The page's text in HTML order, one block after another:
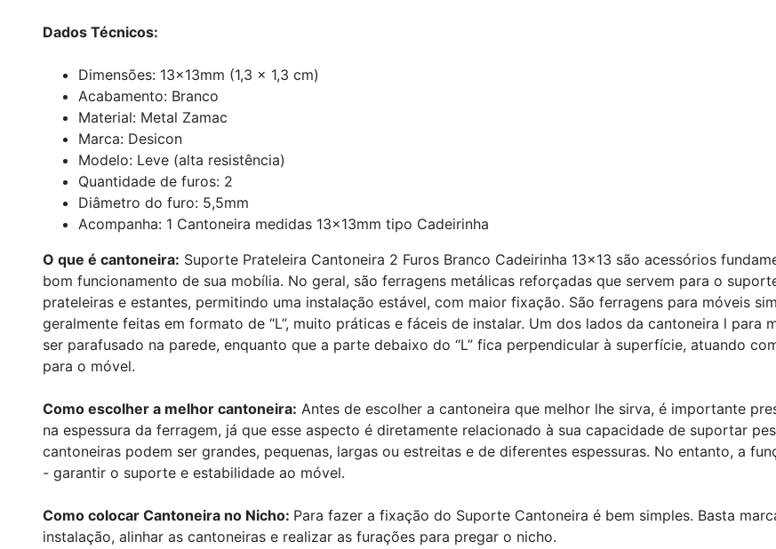
Dados Técnicos:
Dimensões: 13x13mm (1,3 x 1,3 cm)
Acabamento: Branco
Material: Metal Zamac
Marca: Desicon
Modelo: Leve (alta resistência)
Quantidade de furos: 2
Diâmetro do furo: 5,5mm
Acompanha: 1 Cantoneira medidas 13x13mm tipo Cadeirinha
O que é cantoneira: Suporte Prateleira Cantoneira 2 Furos Branco Cadeirinha 13x13 são acessórios
bom funcionamento de sua mobília. No geral, são ferragens metálicas reforçadas que servem para o
prateleiras e estantes, permitindo uma instalação estável, com maior fixação. São ferragens para móveis
geralmente feitas em formato de “L”, muito práticas e fáceis de instalar. Um dos lados da cantoneira l para
ser parafusado na parede, enquanto que a parte debaixo do “L” fica perpendicular à superfície, atuando
para o móvel.
Como escolher a melhor cantoneira: Antes de escolher a cantoneira que melhor lhe sirva, é importante
na espessura da ferragem, já que esse aspecto é diretamente relacionado à sua capacidade de suportar
cantoneiras podem ser grandes, pequenas, largas ou estreitas e de diferentes espessuras. No entanto, a
- garantir o suporte e estabilidade ao móvel.
Como colocar Cantoneira no Nicho: Para fazer a fixação do Suporte Cantoneira é bem simples. Basta
instalação, alinhar as cantoneiras e realizar as furações para pregar o nicho.